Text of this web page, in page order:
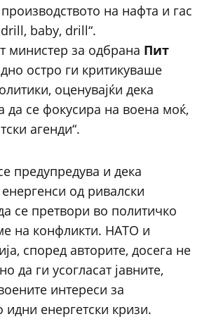
на нафта и гас
baby, drill“.
министер за одбрана Пит
остро ги критикуваше
оценувајќи дека
да се фокусира на воена моќ,
агенди“.
предупредува и дека
од ривалски
се претвори во политичко
на конфликти. НАТО и
според авторите, досега не
да ги усогласат јавните,
интереси за
енергетски кризи.